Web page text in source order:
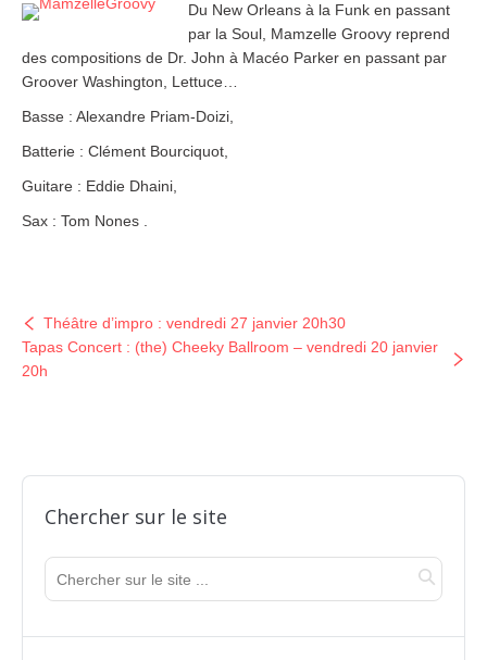
Du New Orleans à la Funk en passant
par la Soul, Mamzelle Groovy reprend
des compositions de Dr. John à Macéo Parker en passant par
Groover Washington, Lettuce…
Basse : Alexandre Priam-Doizi,
Batterie : Clément Bourciquot,
Guitare : Eddie Dhaini,
Sax : Tom Nones .
Théâtre d’impro : vendredi 27 janvier 20h30
Tapas Concert : (the) Cheeky Ballroom – vendredi 20 janvier
20h
Chercher sur le site